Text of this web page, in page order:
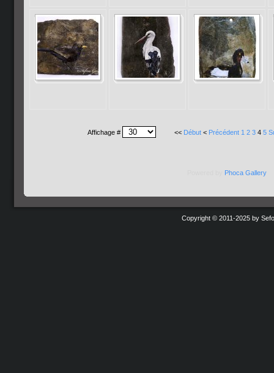
Affichage # << Début < Précédent 1 2 3 4 5
Phoca Gallery
Copyright © 2011-2025 by